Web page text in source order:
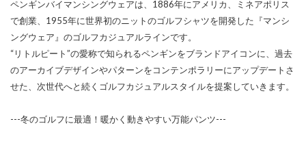
ペンギンバイマンシングウェアは、1886年にアメリカ、ミネアポリス
で創業、1955年に世界初のニットのゴルフシャツを開発した『マンシ
ングウェア』のゴルフカジュアルラインです。
“リトルピート”の愛称で知られるペンギンをブランドアイコンに、過去
のアーカイブデザインやパターンをコンテンポラリーにアップデートさ
せた、次世代へと続くゴルフカジュアルスタイルを提案していきます。
---冬のゴルフに最適！暖かく動きやすい万能パンツ---